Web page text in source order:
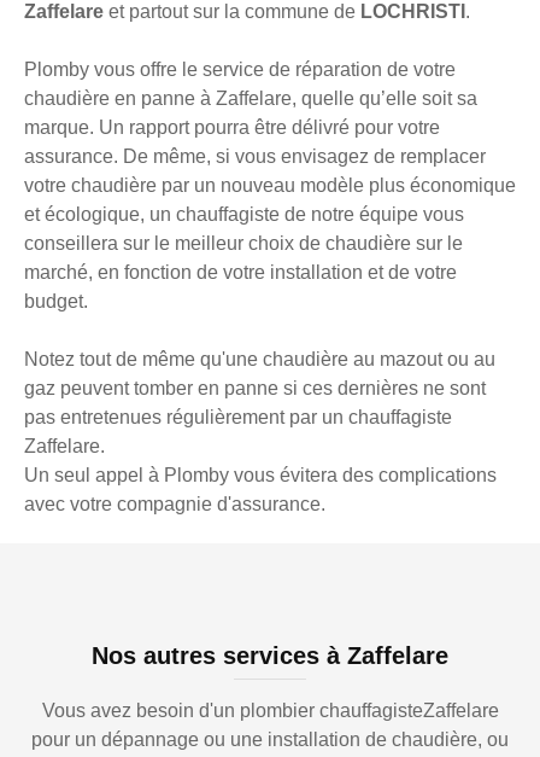
Zaffelare et partout sur la commune de LOCHRISTI .
Plomby vous offre le service de réparation de votre
chaudière en panne à Zaffelare, quelle qu’elle soit sa
marque. Un rapport pourra être délivré pour votre
assurance. De même, si vous envisagez de remplacer
votre chaudière par un nouveau modèle plus économique
et écologique, un chauffagiste de notre équipe vous
conseillera sur le meilleur choix de chaudière sur le
marché, en fonction de votre installation et de votre
budget.
Notez tout de même qu'une chaudière au mazout ou au
gaz peuvent tomber en panne si ces dernières ne sont
pas entretenues régulièrement par un chauffagiste
Zaffelare.
Un seul appel à Plomby vous évitera des complications
avec votre compagnie d'assurance.
Nos autres services à Zaffelare
Vous avez besoin d'un plombier chauffagisteZaffelare
pour un dépannage ou une installation de chaudière, ou